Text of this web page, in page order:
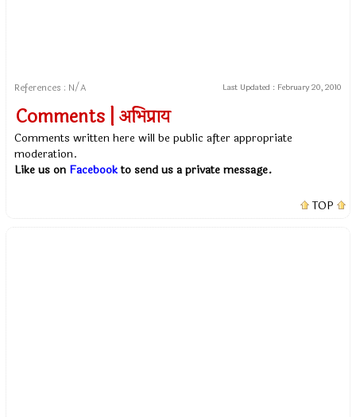
References : N/A Last Updated : February 20, 2010
Comments | अभिप्राय
Comments written here will be public after appropriate
moderation.
Like us on Facebookto send us a private message.
TOP